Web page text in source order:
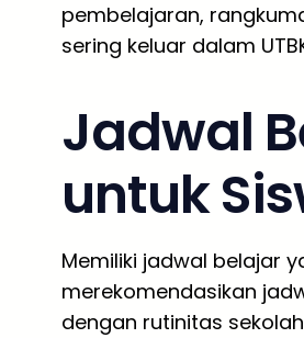
pembelajaran,
sering keluar dalam
Jadwal
untuk
Memiliki jadwal belajar
merekomendasikan
dengan rutinitas